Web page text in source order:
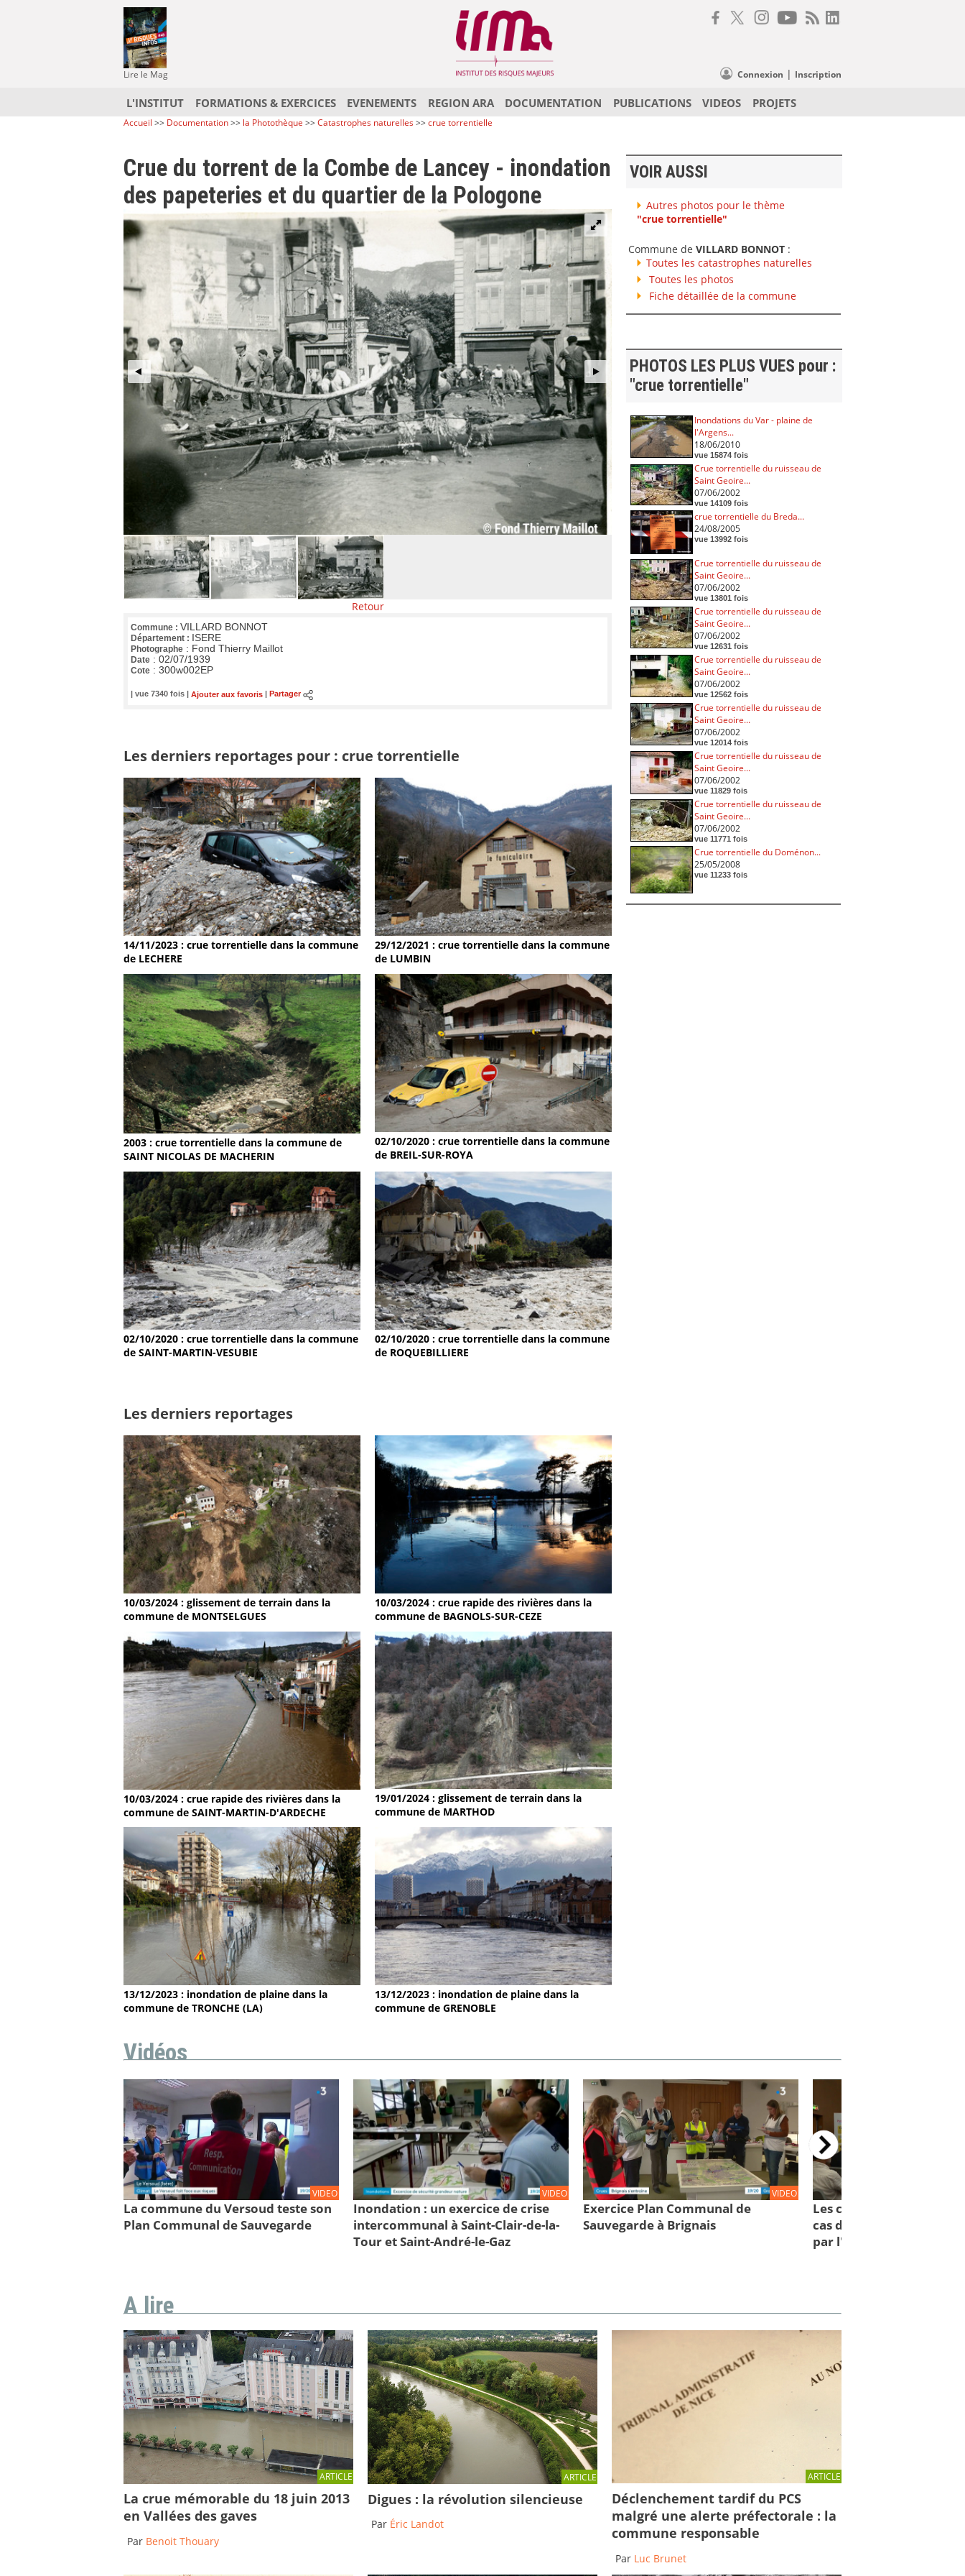
Lire le Mag Connexion | Inscription
L'INSTITUT FORMATIONS & EXERCICES EVENEMENTS REGION ARA DOCUMENTATION PUBLICATIONS VIDEOS PROJETS
Accueil >> Documentation>> la Photothèque >>Catastrophes naturelles>>crue torrentielle
Crue du torrent de la Combe de Lancey - inondation
des papeteries et du quartier de la Pologone
Retour
Commune : VILLARD BONNOT
Département : ISERE
Photographe : Fond Thierry Maillot
Date : 02/07/1939
Cote : 300w002EP
| vue 7340 fois | Ajouter aux favoris Partager
Les derniers reportages pour : crue torrentielle
14/11/2023 : crue torrentielle dans la commune
de LECHERE
29/12/2021 : crue torrentielle dans la commune
de LUMBIN
2003 : crue torrentielle dans la commune de
SAINT NICOLAS DE MACHERIN
02/10/2020 : crue torrentielle dans la commune
de BREIL-SUR-ROYA
02/10/2020 : crue torrentielle dans la commune
de SAINT-MARTIN-VESUBIE
02/10/2020 : crue torrentielle dans la commune
de ROQUEBILLIERE
Les derniers reportages
10/03/2024 : glissement de terrain dans la
commune de MONTSELGUES
10/03/2024 : crue rapide des rivières dans la
commune de BAGNOLS-SUR-CEZE
10/03/2024 : crue rapide des rivières dans la
commune de SAINT-MARTIN-D'ARDECHE
19/01/2024 : glissement de terrain dans la
commune de MARTHOD
13/12/2023 : inondation de plaine dans la
commune de TRONCHE (LA)
13/12/2023 : inondation de plaine dans la
commune de GRENOBLE
VOIR AUSSI
Autres photos pour le thème
"crue torrentielle"
Commune de VILLARD BONNOT:
Toutes les catastrophes naturelles
Toutes les photos
Fiche détaillée de la commune
PHOTOS LES PLUS VUES pour :
"crue torrentielle"
Inondations du Var - plaine de
l'Argens...
18/06/2010
vue 15874 fois
Crue torrentielle du ruisseau de
Saint Geoire...
07/06/2002
vue 14109 fois
crue torrentielle du Breda...
24/08/2005
vue 13992 fois
Crue torrentielle du ruisseau de
Saint Geoire...
07/06/2002
vue 13801 fois
Crue torrentielle du ruisseau de
Saint Geoire...
07/06/2002
vue 12631 fois
Crue torrentielle du ruisseau de
Saint Geoire...
07/06/2002
vue 12562 fois
Crue torrentielle du ruisseau de
Saint Geoire...
07/06/2002
vue 12014 fois
Crue torrentielle du ruisseau de
Saint Geoire...
07/06/2002
vue 11829 fois
Crue torrentielle du ruisseau de
Saint Geoire...
07/06/2002
vue 11771 fois
Crue torrentielle du Doménon...
25/05/2008
vue 11233 fois
Vidéos
VIDEO
La commune du Versoud teste son
Plan Communal de Sauvegarde
VIDEO
Inondation : un exercice de crise
intercommunal à Saint-Clair-de-la-
Tour et Saint-André-le-Gaz
VIDEO
Exercice Plan Communal de
Sauvegarde à Brignais
Les comportements à
cas d'inondations : des
par l'IRMa et la mission
A lire
ARTICLE
La crue mémorable du 18 juin 2013
en Vallées des gaves
Par Benoit Thouary
ARTICLE
Digues : la révolution silencieuse
Par Éric Landot
ARTICLE
Déclenchement tardif du PCS
malgré une alerte préfectorale : la
commune responsable
Par Luc Brunet